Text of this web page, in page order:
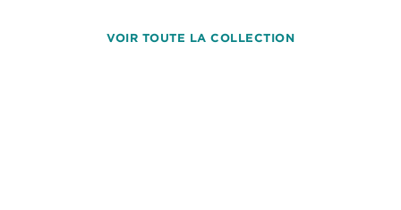
VOIR TOUTE LA COLLECTION